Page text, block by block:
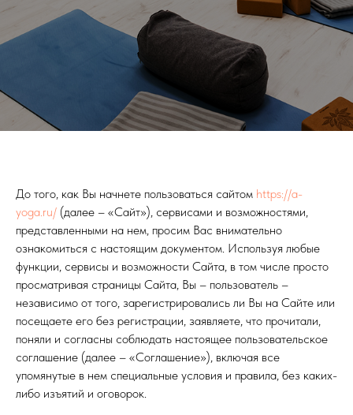
До того, как Вы начнете пользоваться сайтом https://a-
yoga.ru/ (далее – «Сайт»), сервисами и возможностями,
представленными на нем, просим Вас внимательно
ознакомиться с настоящим документом. Используя любые
функции, сервисы и возможности Сайта, в том числе просто
просматривая страницы Сайта, Вы – пользователь –
независимо от того, зарегистрировались ли Вы на Сайте или
посещаете его без регистрации, заявляете, что прочитали,
поняли и согласны соблюдать настоящее пользовательское
соглашение (далее – «Соглашение»), включая все
упомянутые в нем специальные условия и правила, без каких-
либо изъятий и оговорок.